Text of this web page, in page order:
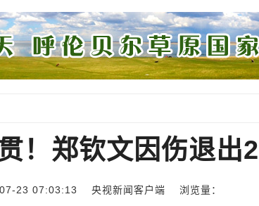
！郑钦文因伤退出
23 07:03:13 央视新闻客户端 浏览量：